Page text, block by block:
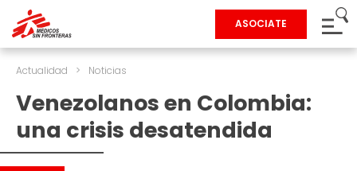
ASOCIATE
Actualidad > Noticias
Venezolanos en Colombia:
una crisis desatendida